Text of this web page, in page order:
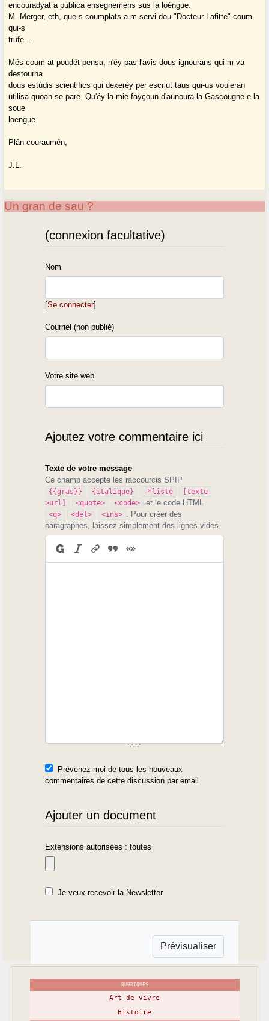
encouradyat a publica ensegneméns sus la loéngue.
M. Merger, eth, que-s coumplats a-m servi dou "Docteur Lafitte" coum
qui-s
trufe...
Més coum at poudét pensa, n'éy pas l'avis dous ignourans qui-m va
destourna
dous estùdis scientifics qui dexerèy per escriut taus qui-us vouleran
utilisa quoan se pare. Qu'éy la mie fayçoun d'aunoura la Gascougne e la
soue
loengue.
Plân couraumén,
J.L.
Un gran de sau ?
(connexion facultative)
Nom
[Se connecter]
Courriel (non publié)
Votre site web
Ajoutez votre commentaire ici
Texte de votre message
Ce champ accepte les raccourcis SPIP
{{gras}} {italique} -*liste
[texte-
>url]
<quote> <code> et le code HTML
<q> <del> <ins>
. Pour créer des
paragraphes, laissez simplement des lignes vides.
Prévenez-moi de tous les nouveaux
commentaires de cette discussion par email
Ajouter un document
Extensions autorisées : toutes
Je veux recevoir la Newsletter
RUBRIQUES
Art de vivre
Histoire